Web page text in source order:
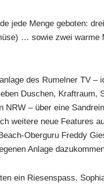
jede Menge geboten:
… sowie zwei warme
des Rumelner TV –
Duschen, Kraftraum,
NRW – über eine
weitere neue Features
Oberguru Freddy
Anlage
ein Riesenspass.